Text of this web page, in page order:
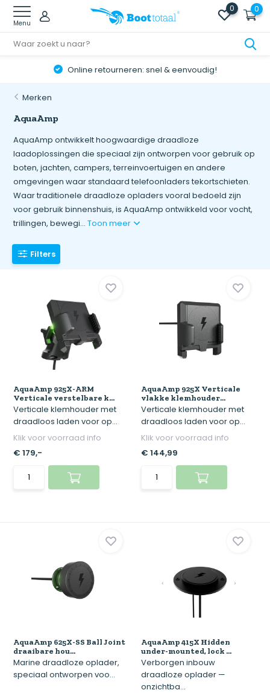
Menu
0 0
Online retourneren: snel & eenvoudig!
Merken
AquaAmp
AquaAmp ontwikkelt hoogwaardige draadloze
laadoplossingen die speciaal zijn ontworpen voor gebruik op
boten, jachten, campers, terreinvoertuigen en andere
omgevingen waar standaard telefoonladers tekortschieten.
Waar traditionele draadloze opladers vooral bedoeld zijn
voor gebruik binnenshuis, is AquaAmp ontwikkeld voor vocht,
trillingen, bewegi...Toon meer
Filters
AquaAmp 925X-ARM
Verticale verstelbare k...
Verticale klemhouder met
draadloos laden voor op...
Klik voor voorraad info
€ 179,-
AquaAmp 925X Verticale
vlakke klemhouder...
Verticale klemhouder met
draadloos laden voor op...
Klik voor voorraad info
€ 144,99
AquaAmp 625X-SS Ball Joint
draaibare hou...
Marine draadloze oplader,
speciaal ontworpen voo...
AquaAmp 415X Hidden
under-mounted, lock ...
Verborgen inbouw
draadloze oplader —
onzichtba...